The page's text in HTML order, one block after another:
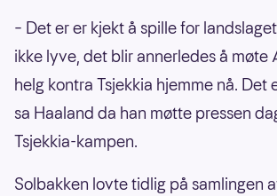
– Det er er kjekt å spille for
ikke lyve, det blir annerledes å møte
helg kontra Tsjekkia hjemme nå. Det
sa Haaland da han møtte pressen
Tsjekkia-kampen.
Solbakken lovte tidlig på samlingen